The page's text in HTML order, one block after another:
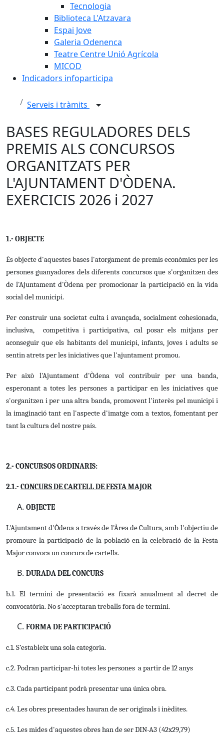
Tecnologia
Biblioteca L'Atzavara
Espai Jove
Galeria Odenenca
Teatre Centre Unió Agrícola
MICOD
Indicadors infoparticipa
Serveis i tràmits
BASES REGULADORES DELS
PREMIS ALS CONCURSOS
ORGANITZATS PER
L'AJUNTAMENT D'ÒDENA.
EXERCICIS 2026 i 2027
1.- OBJECTE
És objecte d'aquestes bases l'atorgament de premis econòmics per les
persones guanyadores dels diferents concursos que s'organitzen des
de l'Ajuntament d'Òdena per promocionar la participació en la vida
social del municipi.
Per construir una societat culta i avançada, socialment cohesionada,
inclusiva, competitiva i participativa, cal posar els mitjans per
aconseguir que els habitants del municipi, infants, joves i adults se
sentin atrets per les iniciatives que l'ajuntament promou.
Per això l'Ajuntament d'Òdena vol contribuir per una banda,
esperonant a totes les persones a participar en les iniciatives que
s'organitzen i per una altra banda, promovent l'interès pel municipi i
la imaginació tant en l'aspecte d'imatge com a textos, fomentant per
tant la cultura del nostre país.
2.- CONCURSOS ORDINARIS:
2.1.- CONCURS DE CARTELL DE FESTA MAJOR
OBJECTE
L'Ajuntament d'Òdena a través de l'Àrea de Cultura, amb l'objectiu de
promoure la participació de la població en la celebració de la Festa
Major convoca un concurs de cartells.
DURADA DEL CONCURS
b.1. El termini de presentació es fixarà anualment al decret de
convocatòria. No s'acceptaran treballs fora de termini.
FORMA DE PARTICIPACIÓ
c.1. S’estableix una sola categoria.
c.2. Podran participar-hi totes les persones a partir de 12 anys
c.3. Cada participant podrà presentar una única obra.
c.4. Les obres presentades hauran de ser originals i inèdites.
c.5. Les mides d'aquestes obres han de ser DIN-A3 (42x29,79)